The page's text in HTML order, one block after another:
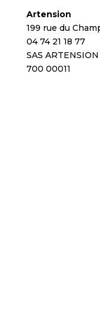
Artension
199 rue du
04 74 21 18 77
SAS
700 00011